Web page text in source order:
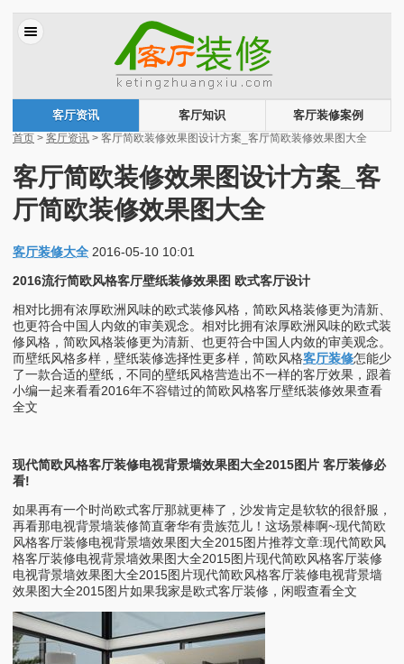
客厅资讯 客厅知识
客厅装修案例
首页 > 客厅资讯 > 客厅简欧装修效果图设计方案_客厅简欧装修效果图大全
客厅简欧装修效果图设计方案_客
厅简欧装修效果图大全
客厅装修大全 2016-05-10 10:01
2016流行简欧风格客厅壁纸装修效果图 欧式客厅设计
相对比拥有浓厚欧洲风味的欧式装修风格，简欧风格装修更为清新、
也更符合中国人内敛的审美观念。相对比拥有浓厚欧洲风味的欧式装
修风格，简欧风格装修更为清新、也更符合中国人内敛的审美观念。
而壁纸风格多样，壁纸装修选择性更多样，简欧风格客厅装修怎能少
了一款合适的壁纸，不同的壁纸风格营造出不一样的客厅效果，跟着
小编一起来看看2016年不容错过的简欧风格客厅壁纸装修效果查看
全文
现代简欧风格客厅装修电视背景墙效果图大全2015图片 客厅装修必
看!
如果再有一个时尚欧式客厅那就更棒了，沙发肯定是软软的很舒服，
再看那电视背景墙装修简直奢华有贵族范儿！这场景棒啊~现代简欧
风格客厅装修电视背景墙效果图大全2015图片推荐文章:现代简欧风
格客厅装修电视背景墙效果图大全2015图片现代简欧风格客厅装修
电视背景墙效果图大全2015图片现代简欧风格客厅装修电视背景墙
效果图大全2015图片如果我家是欧式客厅装修，闲暇查看全文